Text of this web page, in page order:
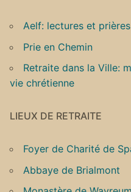
Aelf: lectures et
Prie en Chemin
Retraite dans la Ville:
vie chrétienne
LIEUX DE RETRAITE
Foyer de Charité de
Abbaye de Brialmont